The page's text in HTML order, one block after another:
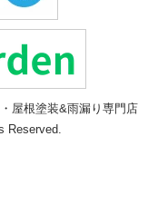
屋根塗装&雨漏り専門店
Reserved.